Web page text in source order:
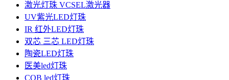
激光灯珠 VCSEL激光器
UV紫光LED灯珠
IR 红外LED灯珠
双芯 三芯 LED灯珠
陶瓷LED灯珠
医美led灯珠
COB led灯珠